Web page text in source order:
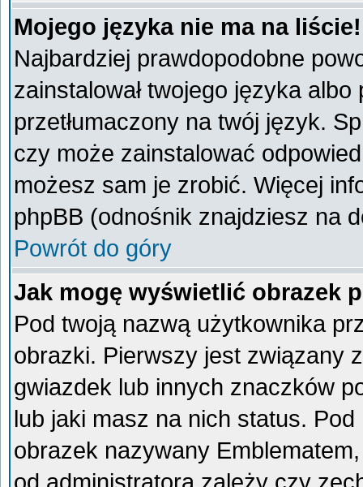
Mojego języka nie ma na liście!
Najbardziej prawdopodobne
zainstalował twojego języka
przetłumaczony na twój język.
czy może zainstalować
możesz sam je zrobić. Więcej
phpBB (odnośnik znajdziesz na
Powrót do góry
Jak mogę wyświetlić obrazek
Pod twoją nazwą użytkownika
obrazki. Pierwszy jest związany
gwiazdek lub innych znaczków
lub jaki masz na nich status.
obrazek nazywany